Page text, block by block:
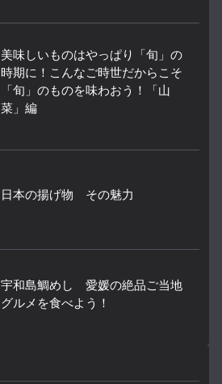
美味しいものはやっぱり「旬」の
時期に！こんなご時世だからこそ
「旬」のものを味わおう！「山
菜」編
日本の揚げ物 その魅力
宇和島鯛めし 愛媛の絶品ご当地
グルメを食べよう！